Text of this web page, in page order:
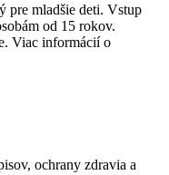
pre mladšie deti. Vstup
od 15 rokov.
Viac informácií o
ochrany zdravia a